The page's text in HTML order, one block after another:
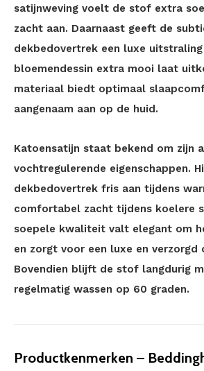
satijnweving voelt de stof extra
zacht aan. Daarnaast geeft de
dekbedovertrek een luxe
bloemendessin extra mooi laat
materiaal biedt optimaal
aangenaam aan op de huid.
Katoensatijn staat bekend om zijn
vochtregulerende eigenschappen.
dekbedovertrek fris aan tijdens
comfortabel zacht tijdens koelere
soepele kwaliteit valt elegant om
en zorgt voor een luxe en verzorgd
Bovendien blijft de stof langdurig
regelmatig wassen op 60 graden.
Productkenmerken –